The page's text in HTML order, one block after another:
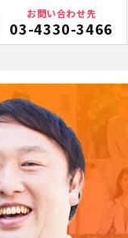
お問い合わせ先
03-4330-3466